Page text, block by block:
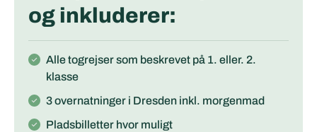
og inkluderer:
Alle togrejser som beskrevet på 1. eller. 2.
klasse
3 overnatninger i Dresden inkl. morgenmad
Pladsbilletter hvor muligt